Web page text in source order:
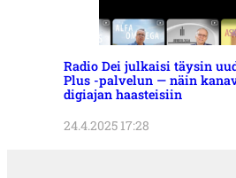
Radio Dei julkaisi täysin
Plus -palvelun — näin
digiajan haasteisiin
24.4.2025 17:28